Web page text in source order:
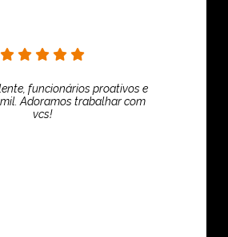
funcionários proativos e
Adoramos trabalhar com
vcs!